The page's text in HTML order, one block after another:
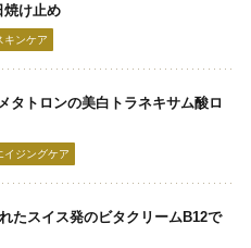
焼け止め
キンケア
タトロンの美白トラネキサム酸ロ
イジングケア
たスイス発のビタクリームB12で